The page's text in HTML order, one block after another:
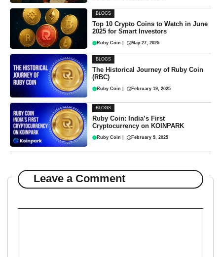
BLOGS
Top 10 Crypto Coins to Watch in June
2025 for Smart Investors
Ruby Coin May 27, 2025
BLOGS
The Historical Journey of Ruby Coin
(RBC)
Ruby Coin February 19, 2025
BLOGS
Ruby Coin: India’s First
Cryptocurrency on KOINPARK
Ruby Coin February 9, 2025
Leave a Comment